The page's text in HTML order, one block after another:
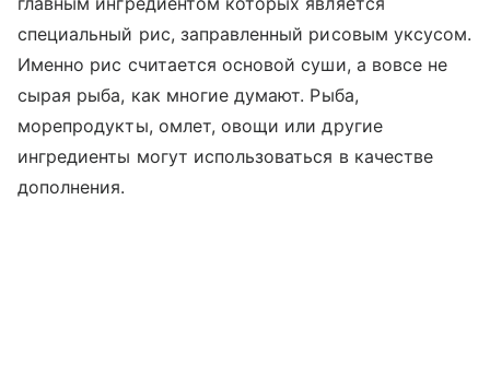
специальный рис, заправленный рисовым уксусом.
Именно рис считается основой суши, а вовсе не
сырая рыба, как многие думают. Рыба,
морепродукты, омлет, овощи или другие
ингредиенты могут использоваться в качестве
дополнения.